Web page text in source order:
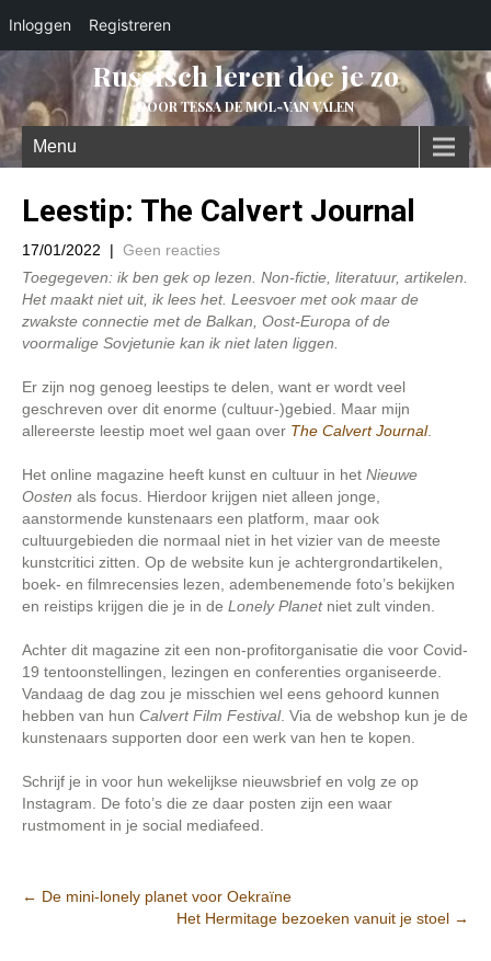
Inloggen Registreren
Russisch leren doe je zo
DOOR TESSA DE MOL-VAN VALEN
Menu
Leestip: The Calvert Journal
17/01/2022 | Geen reacties
Toegegeven: ik ben gek op lezen. Non-fictie, literatuur, artikelen.
Het maakt niet uit, ik lees het. Leesvoer met ook maar de
zwakste connectie met de Balkan, Oost-Europa of de
voormalige Sovjetunie kan ik niet laten liggen.
Er zijn nog genoeg leestips te delen, want er wordt veel
geschreven over dit enorme (cultuur-)gebied. Maar mijn
allereerste leestip moet wel gaan over The Calvert Journal.
Het online magazine heeft kunst en cultuur in het Nieuwe
Oosten als focus. Hierdoor krijgen niet alleen jonge,
aanstormende kunstenaars een platform, maar ook
cultuurgebieden die normaal niet in het vizier van de meeste
kunstcritici zitten. Op de website kun je achtergrondartikelen,
boek- en filmrecensies lezen, adembenemende foto’s bekijken
en reistips krijgen die je in de Lonely Planetniet zult vinden.
Achter dit magazine zit een non-profitorganisatie die voor Covid-
19 tentoonstellingen, lezingen en conferenties organiseerde.
Vandaag de dag zou je misschien wel eens gehoord kunnen
hebben van hun Calvert Film Festival. Via de webshop kun je de
kunstenaars supporten door een werk van hen te kopen.
Schrijf je in voor hun wekelijkse nieuwsbrief en volg ze op
Instagram. De foto’s die ze daar posten zijn een waar
rustmoment in je social mediafeed.
Post
← De mini-lonely planet voor Oekraïne
Het Hermitage bezoeken vanuit je stoel →